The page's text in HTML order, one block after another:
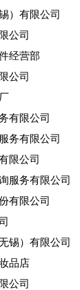
）有限公司
公司
经营部
公司
有限公司
务有限公司
限公司
服务有限公司
有限公司
锡）有限公司
品店
公司